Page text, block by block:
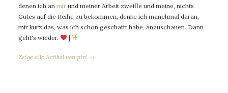
denen ich an mir und meiner Arbeit zweifle und meine, nichts
Gutes auf die Reihe zu bekommen, denke ich manchmal daran,
mir kurz das, was ich schon geschafft habe, anzuschauen. Dann
geht's wieder.
|
Zeige alle Artikel von piri →